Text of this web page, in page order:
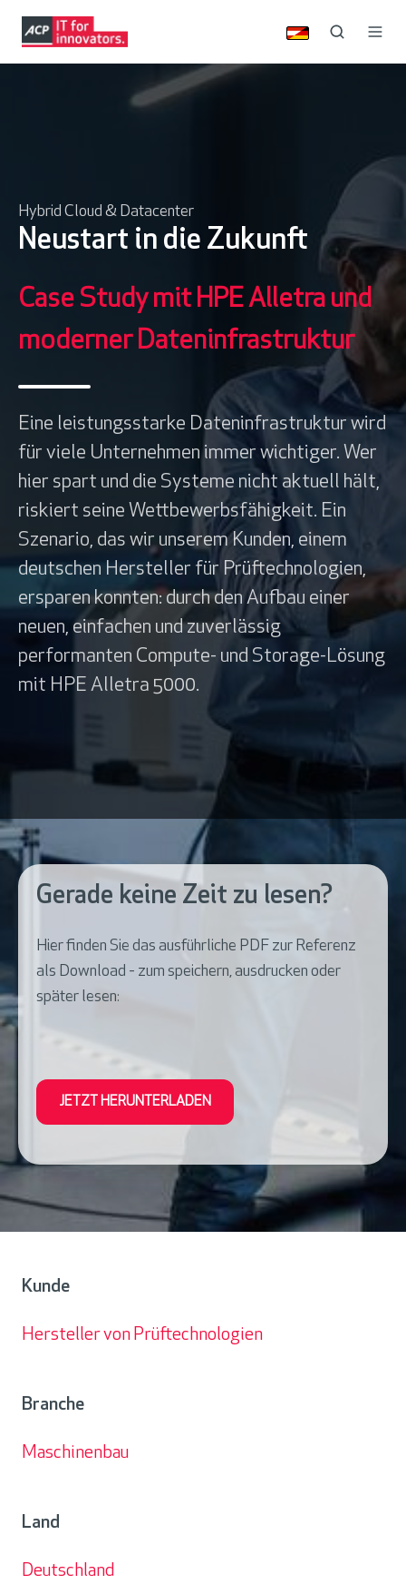
Hybrid Cloud & Datacenter
Neustart in die Zukunft
Case Study mit HPE Alletra und
moderner Dateninfrastruktur
Eine leistungsstarke Dateninfrastruktur wird
für viele Unternehmen immer wichtiger. Wer
hier spart und die Systeme nicht aktuell hält,
riskiert seine Wettbewerbsfähigkeit. Ein
Szenario, das wir unserem Kunden, einem
deutschen Hersteller für Prüftechnologien,
ersparen konnten: durch den Aufbau einer
neuen, einfachen und zuverlässig
performanten Compute- und Storage-Lösung
mit HPE Alletra 5000.
Gerade keine Zeit zu lesen?
Hier finden Sie das ausführliche PDF zur Referenz
als Download - zum speichern, ausdrucken oder
später lesen:
JETZT HERUNTERLADEN
Kunde
Hersteller von Prüftechnologien
Branche
Maschinenbau
Land
Deutschland